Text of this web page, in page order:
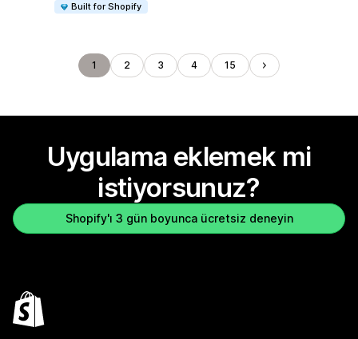
Built for Shopify
1 2 3 4 15
Uygulama eklemek mi
istiyorsunuz?
Shopify'ı 3 gün boyunca ücretsiz deneyin